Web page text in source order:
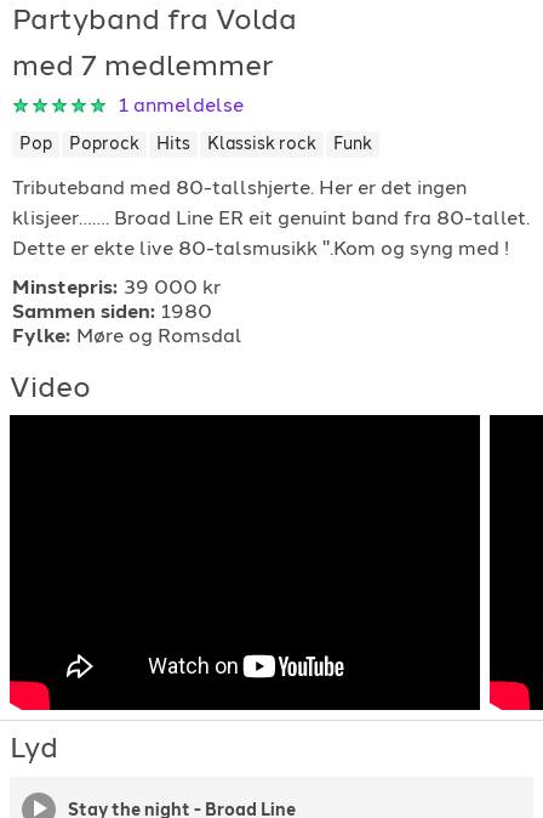
Gigplanet
For arrangører
For musiker
Support
Partyband fra Volda
med 7 medlemmer
1 anmeldelse
Pop Poprock Hits Klassisk rock Funk
Tributeband med 80-tallshjerte. Her er det ingen
klisjeer……. Broad Line ER eit genuint band fra 80-tallet.
Dette er ekte live 80-talsmusikk ".Kom og syng med !
Minstepris: 39 000 kr
Sammen siden: 1980
Fylke: Møre og Romsdal
Video
Lyd
Stay the night - Broad Line